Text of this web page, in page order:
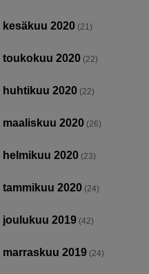
kesäkuu 2020 (21)
toukokuu 2020 (22)
huhtikuu 2020 (22)
maaliskuu 2020 (26)
helmikuu 2020 (23)
tammikuu 2020 (24)
joulukuu 2019 (42)
marraskuu 2019 (24)